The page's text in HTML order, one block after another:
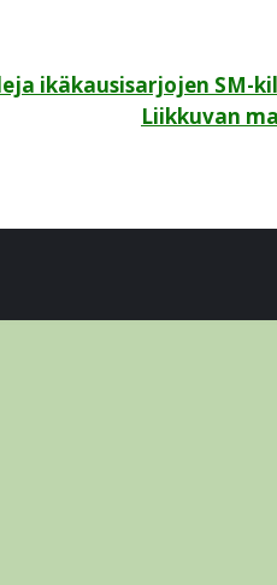
ikäkausisarjojen SM-
Liikkuvan